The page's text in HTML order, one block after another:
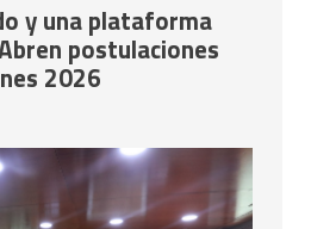
y una plataforma
postulaciones
2026